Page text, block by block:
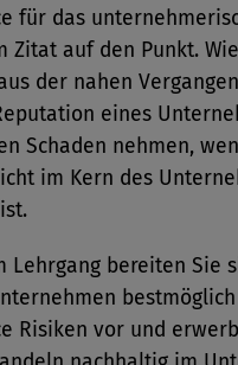
für das
Zitat auf den Punkt.
der nahen
eines
Schaden nehmen,
im Kern des
Lehrgang bereiten Sie
Risiken vor und